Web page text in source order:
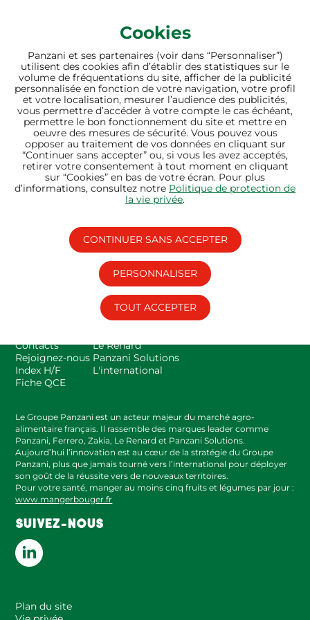
Cookies
Panzani et ses partenaires (voir dans “Personnaliser”)
utilisent des cookies afin d’établir des statistiques sur le
volume de fréquentations du site, afficher de la publicité
personnalisée en fonction de votre navigation, votre profil
et votre localisation, mesurer l’audience des publicités,
vous permettre d’accéder à votre compte le cas échéant,
permettre le bon fonctionnement du site et mettre en
oeuvre des mesures de sécurité. Vous pouvez vous
opposer au traitement de vos données en cliquant sur
“Continuer sans accepter” ou, si vous les avez acceptés,
retirer votre consentement à tout moment en cliquant
sur “Cookies” en bas de votre écran. Pour plus
d’informations, consultez notre Politique de protection de
la vie privée.
CONTINUER SANS ACCEPTER
PERSONNALISER
TOUT ACCEPTER
bien nourrir sème
l’avenir
Contacts
Rejoignez-nous
Index H/F
Fiche QCE
SITES DU GROUPE
Panzani
Le Renard
Panzani Solutions
L'international
Le Groupe Panzani est un acteur majeur du marché agro-
alimentaire français. Il rassemble des marques leader comme
Panzani, Ferrero, Zakia, Le Renard et Panzani Solutions.
Aujourd’hui l’innovation est au cœur de la stratégie du Groupe
Panzani, plus que jamais tourné vers l’international pour déployer
son goût de la réussite vers de nouveaux territoires.
Pour votre santé, manger au moins cinq fruits et légumes par jour :
www.mangerbouger.fr
SUIVEZ-NOUS
Plan du site